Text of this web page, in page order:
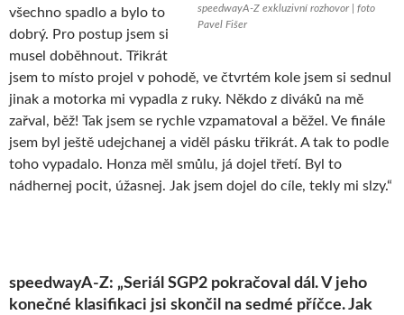
speedwayA-Z exkluzivní rozhovor | foto
Pavel Fišer
všechno spadlo a bylo to
dobrý. Pro postup jsem si
musel doběhnout. Třikrát
jsem to místo projel v pohodě, ve čtvrtém kole jsem si sednul
jinak a motorka mi vypadla z ruky. Někdo z diváků na mě
zařval, běž! Tak jsem se rychle vzpamatoval a běžel. Ve finále
jsem byl ještě udejchanej a viděl pásku třikrát. A tak to podle
toho vypadalo. Honza měl smůlu, já dojel třetí. Byl to
nádhernej pocit, úžasnej. Jak jsem dojel do cíle, tekly mi slzy.“
speedwayA-Z: „Seriál SGP2 pokračoval dál. V jeho
konečné klasifikaci jsi skončil na sedmé příčce. Jak